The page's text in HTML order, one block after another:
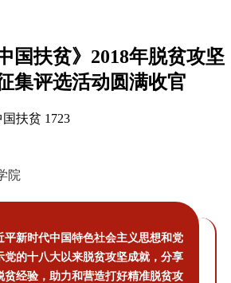
国扶贫》2018年脱贫攻坚
集评选活动圆满收官
国扶贫 1723
平新时代中国特色社会主义思想和党
党的十八大以来脱贫攻坚成就，分享
贫经验，助力和营造打好精准脱贫攻